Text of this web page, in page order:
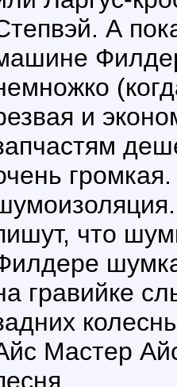
А
и
что
гравийке
Мастер